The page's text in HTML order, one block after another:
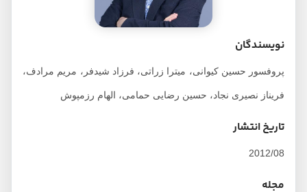
نویسندگان
پروفسور حسین کیوانی، میترا زراتی، فرزاد شیدفر، مریم مرادف،
فریناز نصیری نجاد، حسین رضایی حمامی، الهام رزمپوش
تاریخ انتشار
2012/08
مجله